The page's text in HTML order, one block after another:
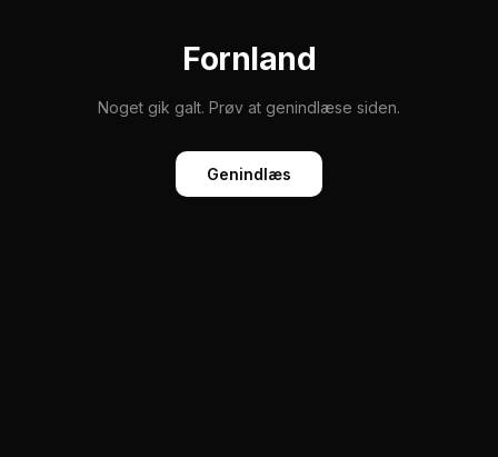
Fornland
Noget gik galt. Prøv at genindlæse siden.
Genindlæs